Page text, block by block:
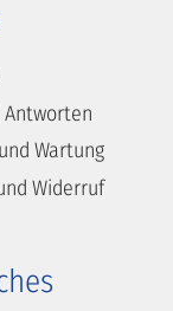
Antworten
Wartung
Widerruf